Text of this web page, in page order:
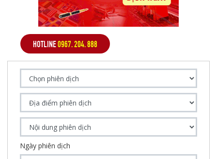
HOTLINE0967. 204. 888
Ngày phiên dịch